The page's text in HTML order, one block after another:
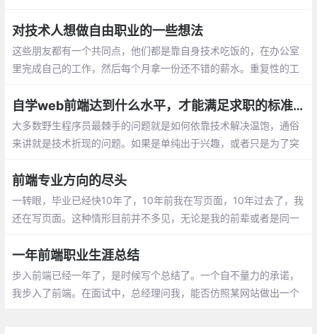
对技术人想做自由职业的一些想法
这些朋友都有一个共同点，他们都是靠自身技术吃饭的，在办公室
里完成自己的工作，然后每个月拿一份还不错的薪水。重复性的工
环境中继续下去，想要出来自己做点事情
自学web前端达到什么水平，才能满足求职的标准？
大多数野生程序员最棘手的问题就是如何依靠技术解决温饱，通俗
来讲就是技术折现的问题。如果是单纯出于兴趣，或者只是为了突
关痛痒。但是当上岗成为自学的终极目标和结果时
前端专业方向的尽头
一转眼，毕业已经快10年了，10年前我在写页面，10年过去了，我
还在写页面。这种情形目前并不多见，无论是我的前辈或者是同一
如此。
一年前端职业生涯总结
步入前端已经一年了，是时候写个总结了。一个自不量力的承诺，
我步入了前端。在面试中，总经理问我，能否仿照某网站做出一个